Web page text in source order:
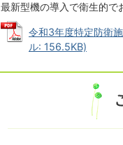
最新型機の導入で衛生的で
令和3年度特定防衛
ル: 156.5KB)